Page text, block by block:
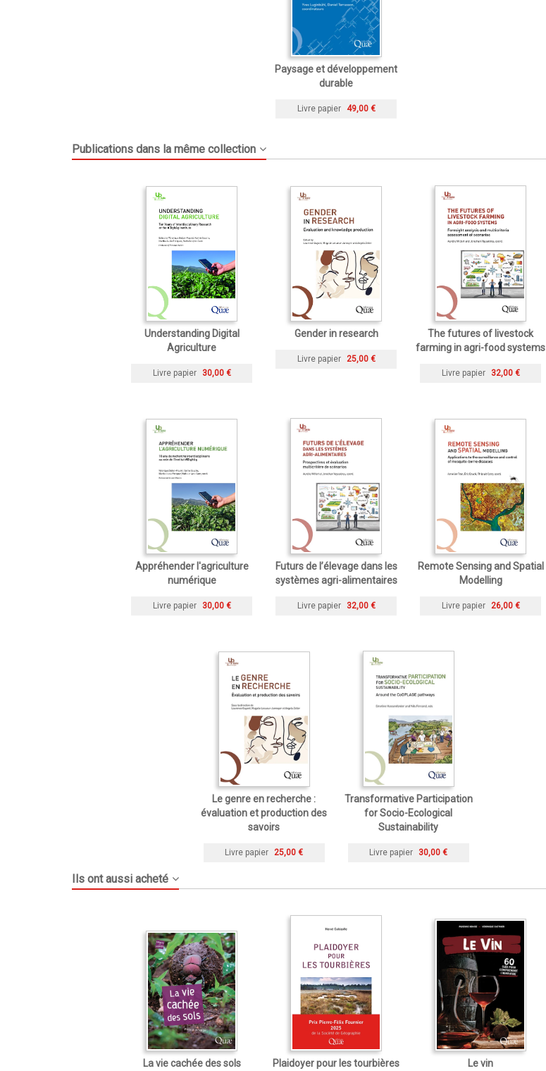
Paysage et développement
durable
Livre papier 49,00 €
Publications dans la même collection
Understanding Digital
Agriculture
Livre papier 30,00 €
Gender in research
Livre papier 25,00 €
The futures of livestock
farming in agri-food systems
Livre papier 32,00 €
Appréhender l'agriculture
numérique
Livre papier 30,00 €
Futurs de l’élevage dans les
systèmes agri-alimentaires
Livre papier 32,00 €
Remote Sensing and Spatial
Modelling
Livre papier 26,00 €
Le genre en recherche :
évaluation et production des
savoirs
Livre papier 25,00 €
Transformative Participation
for Socio-Ecological
Sustainability
Livre papier 30,00 €
Ils ont aussi acheté
La vie cachée des sols Plaidoyer pour les tourbières Le vin